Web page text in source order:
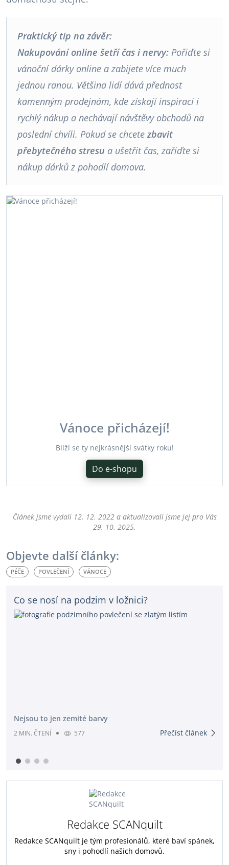
Praktický tip na závěr:
Nakupování online šetří čas i nervy: Pořiďte si
vánoční dárky online a zabijete více much
jednou ranou. Většina lidí dává přednost
kamenným prodejnám, kde získají inspiraci i
rychlý nákup a nechávají návštěvy obchodů na
poslední chvíli. Pokud se chcete zbavit
přebytečného stresu a ušetřit čas, zařiďte si
nákup dárků z pohodlí domova.
Vánoce přicházejí!
Blíží se ty nejkrásnější svátky roku!
Do e-shopu
Článek jsme vydali 12. 12. 2022a aktualizovali jsme jej pro Vás
29. 10. 2025.
Objevte další články:
PÉČE POVLEČENÍ VÁNOCE
Co se nosí na podzim v ložnici?
Nejsou to jen zemité barvy
2 MIN. ČTENÍ 577 Přečíst článek
Redakce SCANquilt
Redakce SCANquilt je tým profesionálů, které baví spánek,
sny i pohodlí našich domovů.